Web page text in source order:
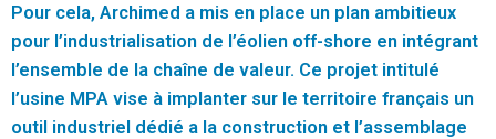
Pour cela, Archimed a mis en place un plan ambitieux
pour l’industrialisation de l’éolien off-shore en intégrant
l’ensemble de la chaîne de valeur. Ce projet intitulé
l’usine MPA vise à implanter sur le territoire français un
outil industriel dédié a la construction et l’assemblage